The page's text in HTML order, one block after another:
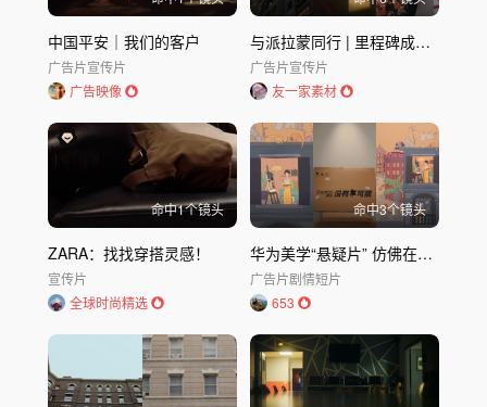
中国平安｜我们的客户
广告片宣传片
广告映像
与派拉蒙同行 | 里程碑成为里程
广告片宣传片
友一家素材
命中1个镜头
ZARA：找找穿搭灵感！
宣传片
全球时尚精选
命中3个镜头
华为美学“悬疑片” 仿佛在看《布达佩斯大饭店》
广告片剧情短片
653